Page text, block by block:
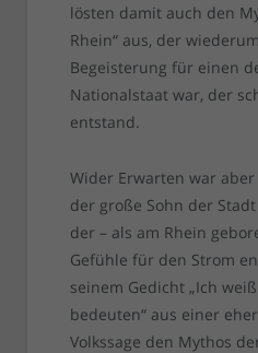
lösten damit auch den
Rhein“ aus, der
Begeisterung für einen
Nationalstaat war, der
entstand.
Wider Erwarten war
der große Sohn der
der – als am Rhein
Gefühle für den Strom
seinem Gedicht „Ich
bedeuten“ aus einer
Volkssage den Mythos